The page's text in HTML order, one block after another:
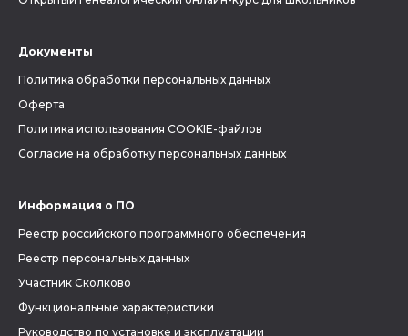
Документы
Политика обработки персональных данных
Оферта
Политика использования COOKIE-файлов
Согласие на обработку персональных данных
Информация о ПО
Реестр российского программного обеспечения
Реестр персональных данных
Участник Сколково
Функциональные характеристики
Руководство по установке и эксплуатации